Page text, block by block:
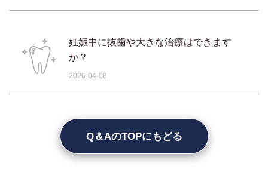
妊娠中に抜歯や大きな治療はできます
か？
2026-04-08
Q＆AのTOPにもどる